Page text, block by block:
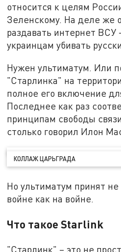
относится к целям
Зеленскому. На деле же
раздавать интернет ВСУ
украинцам убивать
Нужен ультиматум. Или
"Старлинка" на
полное его включение
Последнее как раз
принципам свободы
столько говорил Илон
КОЛЛАЖ ЦАРЬГРАДА
Но ультиматум принят
войне как на войне.
Что такое Starlink
"Старлинк" – это не